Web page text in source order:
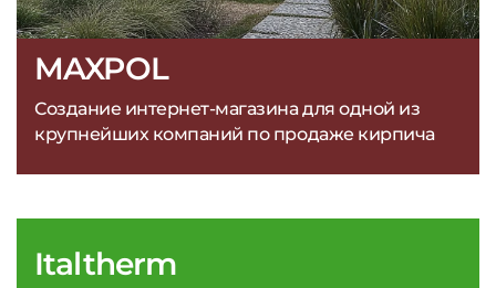
Italtherm
MAXPOL
Создание интернет-магазина для одной из
крупнейших компаний по продаже кирпича